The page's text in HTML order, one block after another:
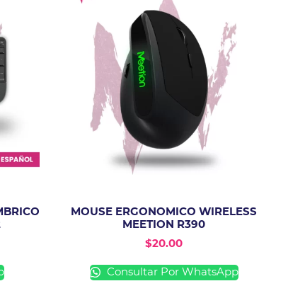
MOUSE ERGONOMICO WIRELESS
MEETION R390
$20.00
Consultar Por WhatsApp